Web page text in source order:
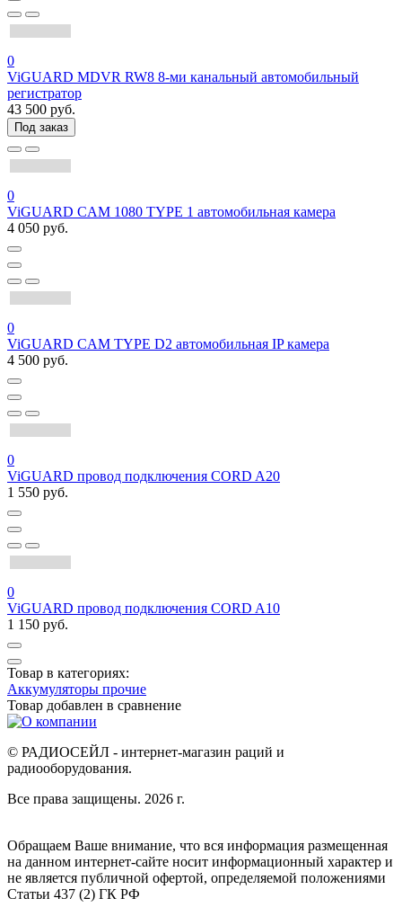
0
ViGUARD MDVR RW8 8-ми канальный автомобильный
регистратор
43 500 руб.
Под заказ
0
ViGUARD CAM 1080 TYPE 1 автомобильная камера
4 050 руб.
0
ViGUARD CAM TYPE D2 автомобильная IP камера
4 500 руб.
0
ViGUARD провод подключения CORD A20
1 550 руб.
0
ViGUARD провод подключения CORD A10
1 150 руб.
Товар в категориях:
Аккумуляторы прочие
Товар добавлен в сравнение
© РАДИОСЕЙЛ - интернет-магазин раций и
радиооборудования.
Все права защищены. 2026 г.
Обращаем Ваше внимание, что вся информация размещенная
на данном интернет-сайте носит информационный характер и
не является публичной офертой, определяемой положениями
Статьи 437 (2) ГК РФ